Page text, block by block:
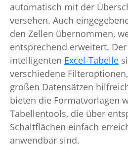
automatisch mit der
versehen. Auch
den Zellen übernommen,
entsprechend erweitert.
intelligenten Excel-Tabelle
verschiedene
großen Datensätzen
bieten die Formatvorlagen
Tabellentools, die über
Schaltflächen einfach
anwendbar sind.